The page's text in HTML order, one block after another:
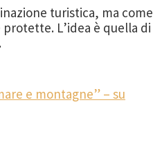
turistica, ma come
L’idea è quella di
e montagne” – su